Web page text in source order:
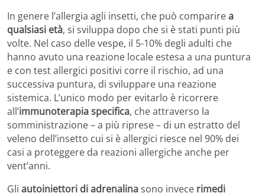
In genere l’allergia agli insetti, che può comparirea
qualsiasi età, si sviluppa dopo che si è stati punti più
volte. Nel caso delle vespe, il 5-10% degli adulti che
hanno avuto una reazione locale estesa a una puntura
e con test allergici positivi corre il rischio, ad una
successiva puntura, di sviluppare una reazione
sistemica. L’unico modo per evitarlo è ricorrere
all’immunoterapia specifica, che attraverso la
somministrazione – a più riprese – di un estratto del
veleno dell’insetto cui si è allergici riesce nel 90% dei
casi a proteggere da reazioni allergiche anche per
vent’anni.
Gli autoiniettori di adrenalinasono invece rimedi